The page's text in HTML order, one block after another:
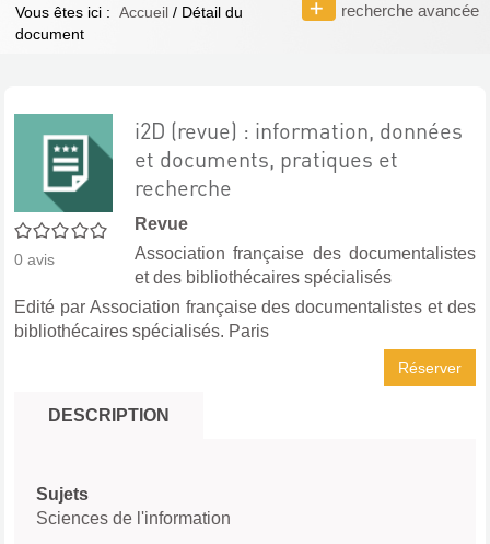
recherche avancée
Vous êtes ici : Accueil / Détail du
document
0/5
0 avis
i2D (revue) : information, données
et documents, pratiques et
recherche
Revue
Association française des documentalistes
et des bibliothécaires spécialisés
Edité par Association française des documentalistes et des
bibliothécaires spécialisés. Paris
Réserver
DESCRIPTION
Sujets
Sciences de l'information